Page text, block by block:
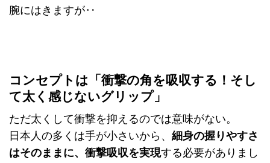
腕にはきますが‥
コンセプトは「衝撃の角を吸収する！そし
て太く感じないグリップ」
ただ太くして衝撃を抑えるのでは意味がない。
日本人の多くは手が小さいから、 細身の握りやすさ
はそのままに、衝撃吸収を実現する必要がありまし